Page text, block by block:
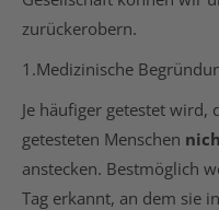
zurückerobern.
1.Medizinische
Je häufiger getestet
getesteten Menschen
anstecken. Bestmöglich
Tag erkannt, an dem sie